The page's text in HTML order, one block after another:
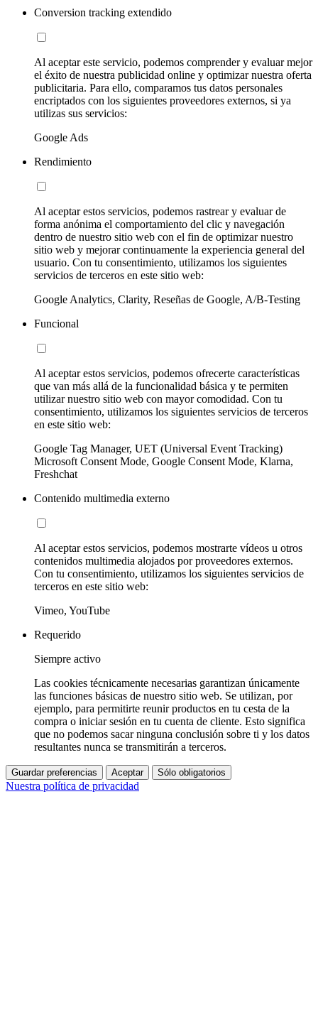
Conversion tracking extendido
Al aceptar este servicio, podemos comprender y evaluar mejor
el éxito de nuestra publicidad online y optimizar nuestra oferta
publicitaria. Para ello, comparamos tus datos personales
encriptados con los siguientes proveedores externos, si ya
utilizas sus servicios:
Google Ads
Rendimiento
Al aceptar estos servicios, podemos rastrear y evaluar de
forma anónima el comportamiento del clic y navegación
dentro de nuestro sitio web con el fin de optimizar nuestro
sitio web y mejorar continuamente la experiencia general del
usuario. Con tu consentimiento, utilizamos los siguientes
servicios de terceros en este sitio web:
Google Analytics, Clarity, Reseñas de Google, A/B-Testing
Funcional
Al aceptar estos servicios, podemos ofrecerte características
que van más allá de la funcionalidad básica y te permiten
utilizar nuestro sitio web con mayor comodidad. Con tu
consentimiento, utilizamos los siguientes servicios de terceros
en este sitio web:
Google Tag Manager, UET (Universal Event Tracking)
Microsoft Consent Mode, Google Consent Mode, Klarna,
Freshchat
Contenido multimedia externo
Al aceptar estos servicios, podemos mostrarte vídeos u otros
contenidos multimedia alojados por proveedores externos.
Con tu consentimiento, utilizamos los siguientes servicios de
terceros en este sitio web:
Vimeo, YouTube
Requerido
Siempre activo
Las cookies técnicamente necesarias garantizan únicamente
las funciones básicas de nuestro sitio web. Se utilizan, por
ejemplo, para permitirte reunir productos en tu cesta de la
compra o iniciar sesión en tu cuenta de cliente. Esto significa
que no podemos sacar ninguna conclusión sobre ti y los datos
resultantes nunca se transmitirán a terceros.
Guardar preferencias Aceptar Sólo obligatorios
Nuestra política de privacidad